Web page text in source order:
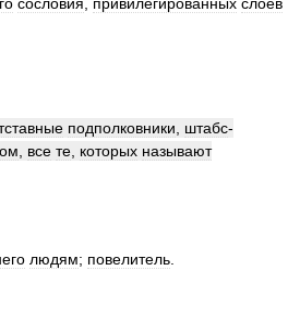
подполковники штабс-
все те которых называют
людям; повелитель